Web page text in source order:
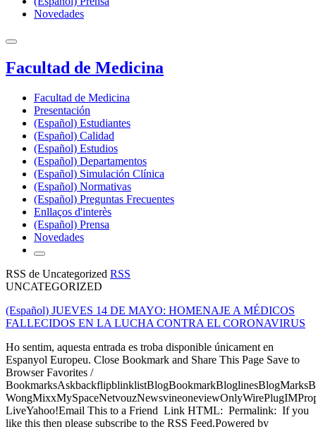
Novedades
Facultad de Medicina
Facultad de Medicina
Presentación
(Español) Estudiantes
(Español) Calidad
(Español) Estudios
(Español) Departamentos
(Español) Simulación Clínica
(Español) Normativas
(Español) Preguntas Frecuentes
Enllaços d'interès
(Español) Prensa
Novedades
RSS de Uncategorized RSS
UNCATEGORIZED
(Español) JUEVES 14 DE MAYO: HOMENAJE A MÉDICOS
FALLECIDOS EN LA LUCHA CONTRA EL CORONAVIRUS
Ho sentim, aquesta entrada es troba disponible únicament en
Espanyol Europeu. Close Bookmark and Share This Page Save to
Browser Favorites /
LiveYahoo!Email This to a Friend Link HTML: Permalink: If you
like this then please subscribe to the RSS Feed.Powered by